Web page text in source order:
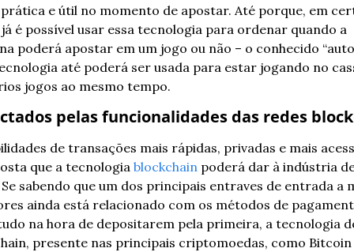
e útil no momento de apostar. Até porque, em
é possível usar essa tecnologia para ordenar quando a
poderá apostar em um jogo ou não – o conhecido “auto
até poderá ser usada para estar jogando no
jogos ao mesmo tempo.
pelas funcionalidades das redes
de transações mais rápidas, privadas e mais
que a tecnologia blockchain poderá dar à indústria
sabendo que um dos principais entraves de entrada a
ainda está relacionado com os métodos de
na hora de depositarem pela primeira, a tecnologia
presente nas principais criptomoedas, como Bitcoin